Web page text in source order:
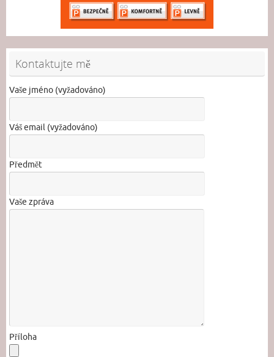
Kontaktujte mě
Vaše jméno (vyžadováno)
Váš email (vyžadováno)
Předmět
Vaše zpráva
Příloha